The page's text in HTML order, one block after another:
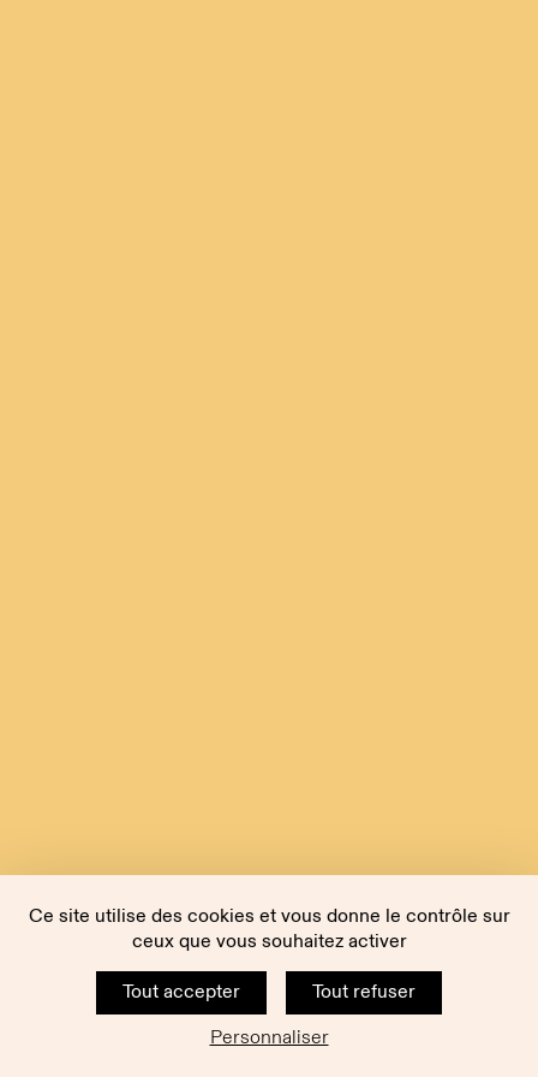
Ce site utilise des cookies et vous donne le contrôle sur
ceux que vous souhaitez activer
Tout accepter
Tout refuser
Personnaliser